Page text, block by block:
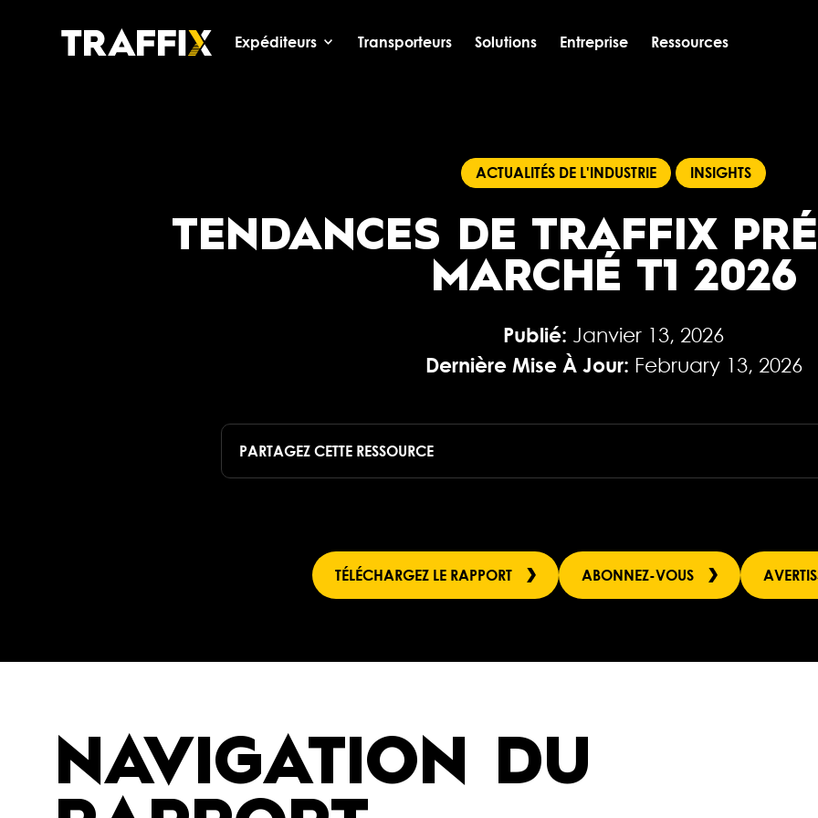
Expéditeurs Transporteurs Solutions Entreprise Ressources
ACTUALITÉS DE L'INDUSTRIE INSIGHTS
TENDANCES DE TRAFFIX
MARCHÉ T1 2026
Publié: Janvier 13, 2026
Dernière Mise À Jour: February 13, 2026
PARTAGEZ CETTE RESSOURCE
TÉLÉCHARGEZ LE RAPPORT ABONNEZ-VOUS
NAVIGATION DU